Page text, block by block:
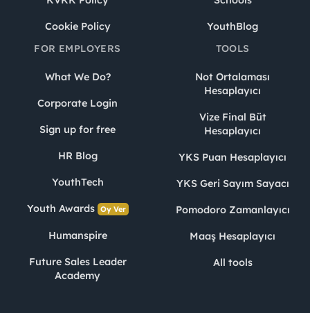
Cookie Policy
YouthBlog
FOR EMPLOYERS
What We Do?
Corporate Login
Sign up for free
HR Blog
YouthTech
Youth Awards Oy Ver
Humanspire
Future Sales Leader
Academy
TOOLS
Not Ortalaması
Hesaplayıcı
Vize Final Büt
Hesaplayıcı
YKS Puan Hesaplayıcı
YKS Geri Sayım Sayacı
Pomodoro Zamanlayıcı
Maaş Hesaplayıcı
All tools